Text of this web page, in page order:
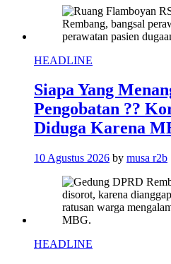
HEADLINE
Siapa Yang
Pengobatan ??
Diduga Karena
10 Agustus 2026 by musa r2b
HEADLINE